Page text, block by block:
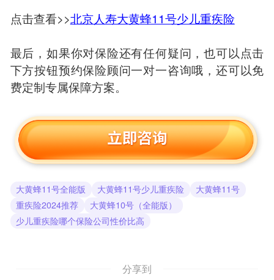
点击查看>>北京人寿大黄蜂11号少儿重疾险
最后，如果你对保险还有任何疑问，也可以点击
下方按钮预约保险顾问一对一咨询哦，还可以免
费定制专属保障方案。
大黄蜂11号全能版 大黄蜂11号少儿重疾险
大黄蜂11号
重疾险2024推荐
大黄蜂10号（全能版）
少儿重疾险哪个保险公司性价比高
分享到